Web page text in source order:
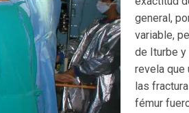
general,
variable,
de Iturbe
revela que
las
fémur